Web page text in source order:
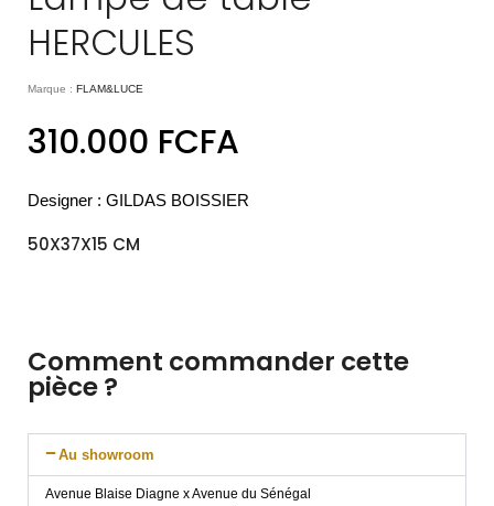
HERCULES
Marque : FLAM&LUCE
310.000 FCFA
Designer : GILDAS BOISSIER
50X37X15 CM
Comment commander cette
pièce ?
Au showroom
Avenue Blaise Diagne x Avenue du Sénégal